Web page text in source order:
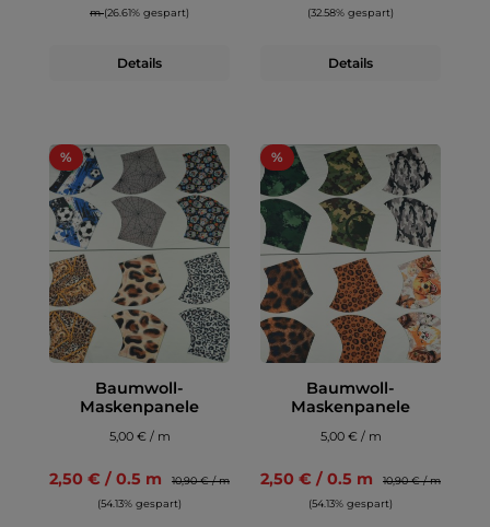
m(26.61% gespart)
Details
(32.58% gespart)
Details
%
Baumwoll-
Maskenpanele
5,00 € / m
2,50 € / 0.5 m
10,90 € / m
(54.13% gespart)
%
Baumwoll-
Maskenpanele
5,00 € / m
2,50 € / 0.5 m
10,90 € / m
(54.13% gespart)